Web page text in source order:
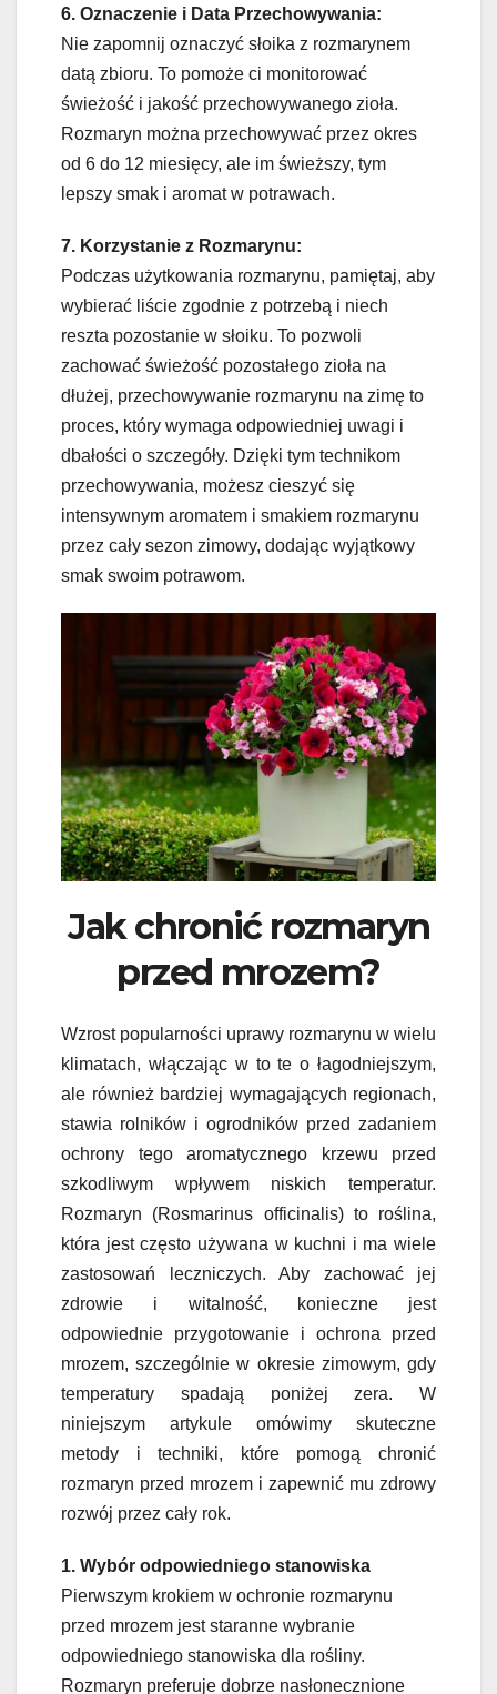
6. Oznaczenie i Data Przechowywania:
Nie zapomnij oznaczyć słoika z rozmarynem
datą zbioru. To pomoże ci monitorować
świeżość i jakość przechowywanego zioła.
Rozmaryn można przechowywać przez okres
od 6 do 12 miesięcy, ale im świeższy, tym
lepszy smak i aromat w potrawach.
7. Korzystanie z Rozmarynu:
Podczas użytkowania rozmarynu, pamiętaj, aby
wybierać liście zgodnie z potrzebą i niech
reszta pozostanie w słoiku. To pozwoli
zachować świeżość pozostałego zioła na
dłużej, przechowywanie rozmarynu na zimę to
proces, który wymaga odpowiedniej uwagi i
dbałości o szczegóły. Dzięki tym technikom
przechowywania, możesz cieszyć się
intensywnym aromatem i smakiem rozmarynu
przez cały sezon zimowy, dodając wyjątkowy
smak swoim potrawom.
Jak chronić rozmaryn
przed mrozem?
Wzrost popularności uprawy rozmarynu w wielu
klimatach, włączając w to te o łagodniejszym,
ale również bardziej wymagających regionach,
stawia rolników i ogrodników przed zadaniem
ochrony tego aromatycznego krzewu przed
szkodliwym wpływem niskich temperatur.
Rozmaryn (Rosmarinus officinalis) to roślina,
która jest często używana w kuchni i ma wiele
zastosowań leczniczych. Aby zachować jej
zdrowie i witalność, konieczne jest
odpowiednie przygotowanie i ochrona przed
mrozem, szczególnie w okresie zimowym, gdy
temperatury spadają poniżej zera. W
niniejszym artykule omówimy skuteczne
metody i techniki, które pomogą chronić
rozmaryn przed mrozem i zapewnić mu zdrowy
rozwój przez cały rok.
1. Wybór odpowiedniego stanowiska
Pierwszym krokiem w ochronie rozmarynu
przed mrozem jest staranne wybranie
odpowiedniego stanowiska dla rośliny.
Rozmaryn preferuje dobrze nasłonecznione